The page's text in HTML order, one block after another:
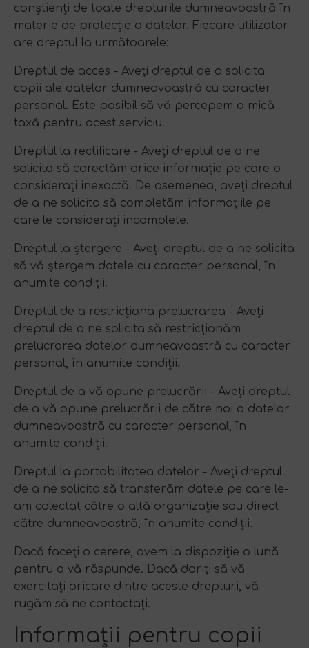
conștienți de toate drepturile dumneavoastră în
materie de protecție a datelor. Fiecare utilizator
are dreptul la următoarele:
Dreptul de acces - Aveți dreptul de a solicita
copii ale datelor dumneavoastră cu caracter
personal. Este posibil să vă percepem o mică
taxă pentru acest serviciu.
Dreptul la rectificare - Aveți dreptul de a ne
solicita să corectăm orice informație pe care o
considerați inexactă. De asemenea, aveți dreptul
de a ne solicita să completăm informațiile pe
care le considerați incomplete.
Dreptul la ștergere - Aveți dreptul de a ne solicita
să vă ștergem datele cu caracter personal, în
anumite condiții.
Dreptul de a restricționa prelucrarea - Aveți
dreptul de a ne solicita să restricționăm
prelucrarea datelor dumneavoastră cu caracter
personal, în anumite condiții.
Dreptul de a vă opune prelucrării - Aveți dreptul
de a vă opune prelucrării de către noi a datelor
dumneavoastră cu caracter personal, în
anumite condiții.
Dreptul la portabilitatea datelor - Aveți dreptul
de a ne solicita să transferăm datele pe care le-
am colectat către o altă organizație sau direct
către dumneavoastră, în anumite condiții.
Dacă faceți o cerere, avem la dispoziție o lună
pentru a vă răspunde. Dacă doriți să vă
exercitați oricare dintre aceste drepturi, vă
rugăm să ne contactați.
Informații pentru copii